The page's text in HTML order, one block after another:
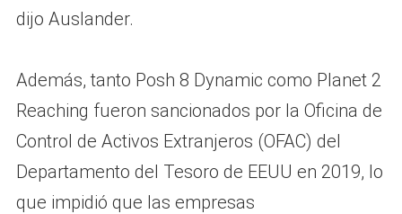
dijo Auslander.
Además, tanto Posh 8 Dynamic como Planet 2
Reaching fueron sancionados por la Oficina de
Control de Activos Extranjeros (OFAC) del
Departamento del Tesoro de EEUU en 2019, lo
que impidió que las empresas